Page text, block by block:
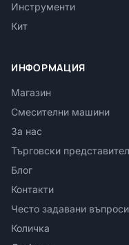
Инструменти
Кит
ИНФОРМАЦИЯ
Магазин
Смесителни машини
За нас
Търговски
Блог
Контакти
Често задавани въпроси
Количка